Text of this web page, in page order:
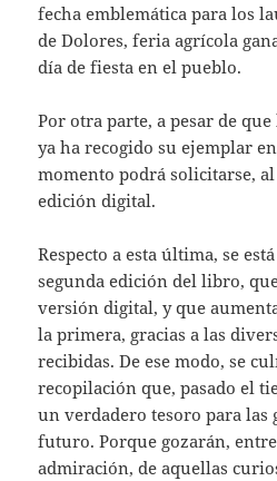
fecha emblemática para los
de Dolores, feria agrícola
día de fiesta en el pueblo.
Por otra parte, a pesar de
ya ha recogido su ejemplar
momento podrá solicitarse,
edición digital.
Respecto a esta última, se
segunda edición del libro,
versión digital, y que
la primera, gracias a las
recibidas. De ese modo, se
recopilación que, pasado el
un verdadero tesoro para las
futuro. Porque gozarán,
admiración, de aquellas